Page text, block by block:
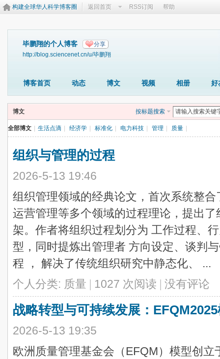
构建全球华人科学博客圈 返回首页 RSS订阅 帮助
毕鹏翔的个人博客 分享
http://blog.sciencenet.cn/u/毕鹏翔
博客首页 动态 博文 视频 相册 好
博文 按标题搜索
全部博文 生活点滴 经济学 标准化 电力科技 管理 质量
组织与管理的过程
2026-5-13 19:46
组织管理领域的经典论文，首次系统整
运营管理等多个领域的过程理论，提出
架。作者将组织过程划分为 工作过程、
型，同时提炼出管理者 方向设定、谈判
程 ， 解决了传统组织研究中静态化、 ...
个人分类: 质量 | 1027 次阅读 | 没有评论
战略转型与可持续发展：
2026-5-13 19:35
欧洲质量管理基金会（EFQM）模型创